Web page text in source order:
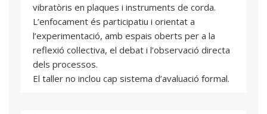
vibratòris en plaques i instruments de corda.
L’enfocament és participatiu i orientat a
l’experimentació, amb espais oberts per a la
reflexió col·lectiva, el debat i l’observació directa
dels processos.
El taller no inclou cap sistema d’avaluació formal.